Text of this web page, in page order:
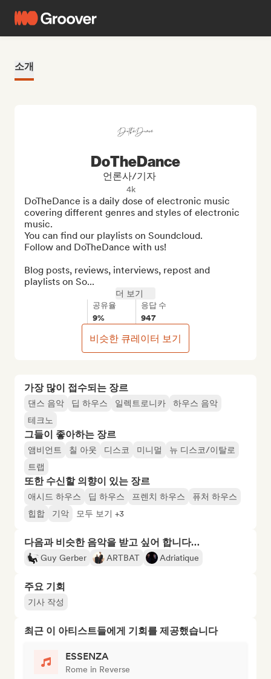
소개
가장 많이 접수되는 장르
댄스 음악 딥 하우스 일렉트로니카
하우스 음악
테크노
그들이 좋아하는 장르
앰비언트 칠 아웃 디스코 미니멀
뉴 디스코/이탈로
트랩
또한 수신할 의향이 있는 장르
애시드 하우스 딥 하우스 프렌치 하우스
퓨처 하우스
힙합
기악 모두 보기 +3
다음과 비슷한 음악을 받고 싶어 합니다…
Guy Gerber ARTBAT Adriatique
주요 기회
기사 작성
최근 이 아티스트들에게 기회를 제공했습니다
ESSENZA
Rome in Reverse
DoTheDance
언론사/기자
4k
DoTheDance is a daily dose of electronic music
covering different genres and styles of electronic
music.
You can find our playlists on Soundcloud.
Follow and DoTheDance with us!
Blog posts, reviews, interviews, repost and
playlists on So...
더 보기
공유율
9%
응답 수
947
비슷한 큐레이터 보기